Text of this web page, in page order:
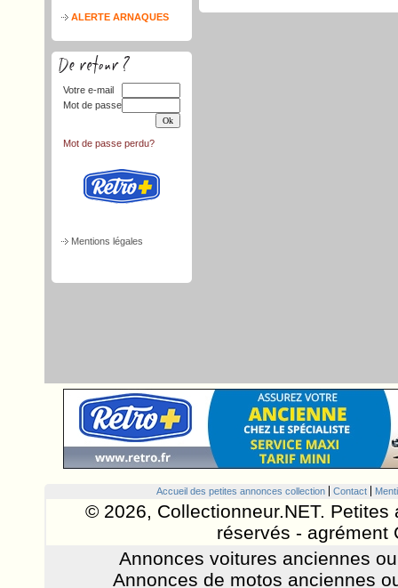
ALERTE ARNAQUES
Votre e-mail
Mot de passe
Mot de passe perdu?
Mentions légales
Accueil des petites annonces collection Contact
© 2026, Collectionneur.NET.
réservés - agrément
Annonces voitures anciennes
Annonces de motos anciennes